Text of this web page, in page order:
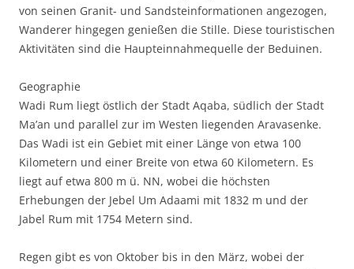
von seinen Granit- und Sandsteinformationen angezogen,
Wanderer hingegen genießen die Stille. Diese touristischen
Aktivitäten sind die Haupteinnahmequelle der Beduinen.
Geographie
Wadi Rum liegt östlich der Stadt Aqaba, südlich der Stadt
Ma’an und parallel zur im Westen liegenden Aravasenke.
Das Wadi ist ein Gebiet mit einer Länge von etwa 100
Kilometern und einer Breite von etwa 60 Kilometern. Es
liegt auf etwa 800 m ü. NN, wobei die höchsten
Erhebungen der Jebel Um Adaami mit 1832 m und der
Jabel Rum mit 1754 Metern sind.
Regen gibt es von Oktober bis in den März, wobei der